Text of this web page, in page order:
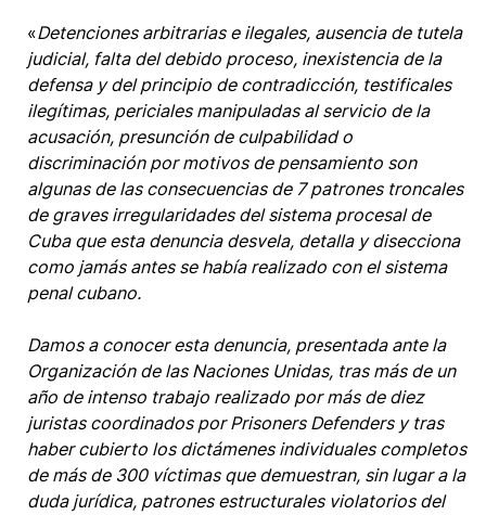
«Detenciones arbitrarias e ilegales, ausencia de tutela
judicial, falta del debido proceso, inexistencia de la
defensa y del principio de contradicción, testificales
ilegítimas, periciales manipuladas al servicio de la
acusación, presunción de culpabilidad o
discriminación por motivos de pensamiento son
algunas de las consecuencias de 7 patrones troncales
de graves irregularidades del sistema procesal de
Cuba que esta denuncia desvela, detalla y disecciona
como jamás antes se había realizado con el sistema
penal cubano.
Damos a conocer esta denuncia, presentada ante la
Organización de las Naciones Unidas, tras más de un
año de intenso trabajo realizado por más de diez
juristas coordinados por Prisoners Defenders y tras
haber cubierto los dictámenes individuales completos
de más de 300 víctimas que demuestran, sin lugar a la
duda jurídica, patrones estructurales violatorios del